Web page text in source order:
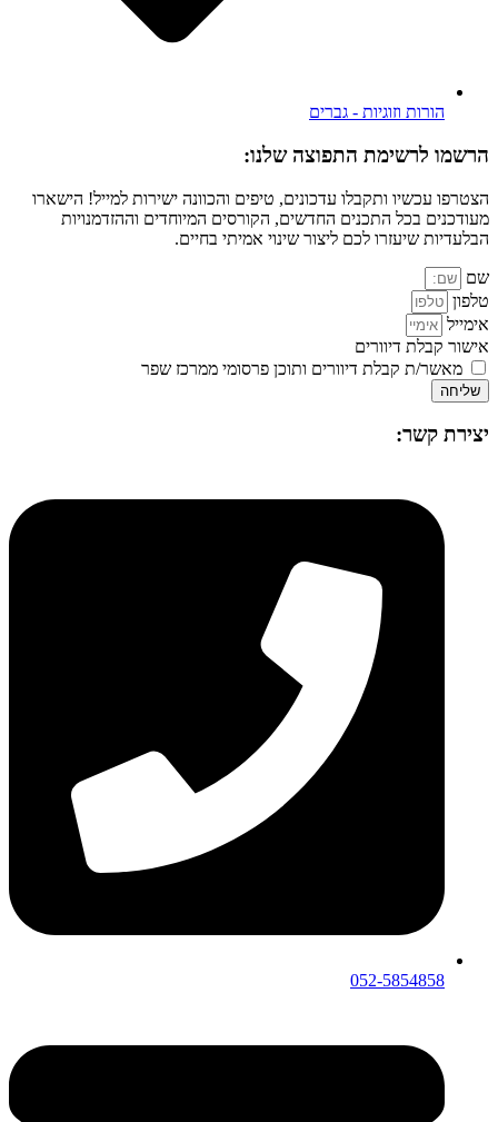
הורות וזוגיות - גברים
הרשמו לרשימת התפוצה שלנו:
הצטרפו עכשיו ותקבלו עדכונים, טיפים והכוונה ישירות למייל! הישארו
מעודכנים בכל התכנים החדשים, הקורסים המיוחדים וההזדמנויות
הבלעדיות שיעזרו לכם ליצור שינוי אמיתי בחיים.
שם
טלפון
אימייל
אישור קבלת דיוורים
מאשר/ת קבלת דיוורים ותוכן פרסומי ממרכז שפר
שליחה
יצירת קשר:
052-5854858